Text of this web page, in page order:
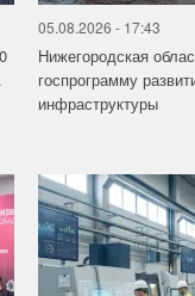
05.08.2026 - 17:43
Нижегородская
госпрограмму
инфраструктуры